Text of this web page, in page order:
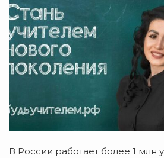
В России работает более 1 млн